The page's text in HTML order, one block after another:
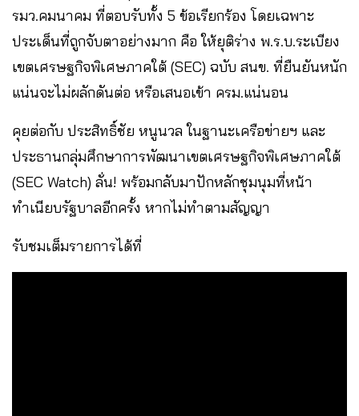
รมว.คมนาคม ที่ตอบรับทั้ง 5 ข้อเรียกร้อง โดยเฉพาะ
ประเด็นที่ถูกจับตาอย่างมาก คือ ให้ยุติร่าง พ.ร.บ.ระเบียง
เขตเศรษฐกิจพิเศษภาคใต้ (SEC) ฉบับ สนข. ที่ยืนยันหนัก
แน่นจะไม่ผลักดันต่อ หรือเสนอเข้า ครม.แน่นอน
คุยต่อกับ ประสิทธิ์ชัย หนูนวล ในฐานะเครือข่ายฯ และ
ประธานกลุ่มศึกษาการพัฒนาเขตเศรษฐกิจพิเศษภาคใต้
(SEC Watch) ลั่น! พร้อมกลับมาปักหลักชุมนุมที่หน้า
ทำเนียบรัฐบาลอีกครั้ง หากไม่ทำตามสัญญา
รับชมเต็มรายการได้ที่